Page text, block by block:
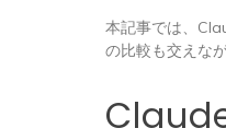
本記事では、
の比較も交えな